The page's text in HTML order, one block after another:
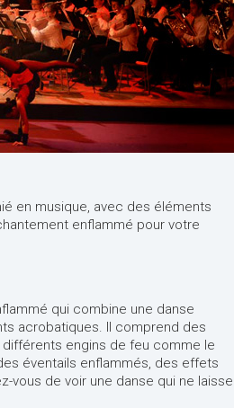
en musique, avec des éléments
enflammé pour votre
qui combine une danse
acrobatiques. Il comprend des
engins de feu comme le
éventails enflammés, des effets
vous de voir une danse qui ne laisse